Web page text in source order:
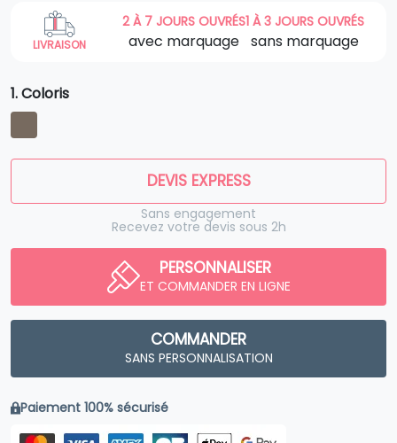
LIVRAISON
2 À 7 JOURS OUVRÉS
avec marquage
1 À 3 JOURS OUVRÉS
sans marquage
1. Coloris
DEVIS EXPRESS
Sans engagement
Recevez votre devis sous 2h
PERSONNALISER
ET COMMANDER EN LIGNE
COMMANDER
SANS PERSONNALISATION
Paiement 100% sécurisé